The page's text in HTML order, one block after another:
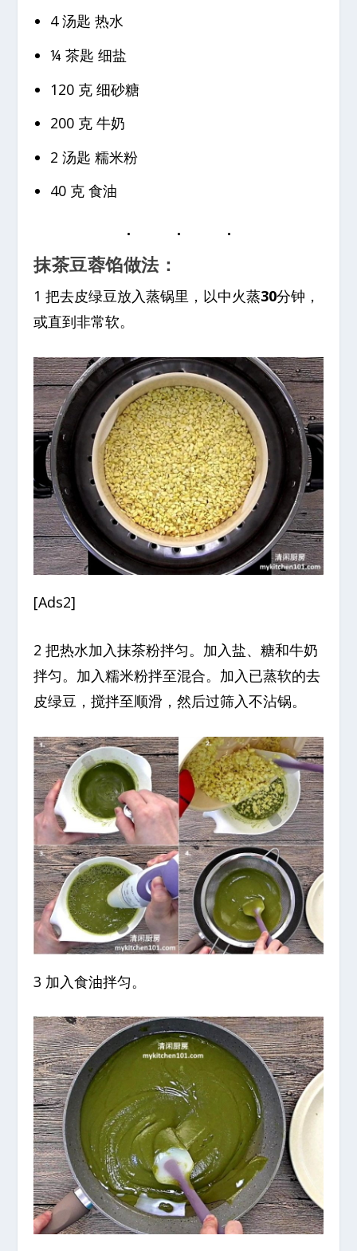
4 汤匙 热水
¼ 茶匙 细盐
120 克 细砂糖
200 克 牛奶
2 汤匙 糯米粉
40 克 食油
抹茶豆蓉馅做法：
1 把去皮绿豆放入蒸锅里，以中火蒸30分钟，
或直到非常软。
[Ads2]
2 把热水加入抹茶粉拌匀。加入盐、糖和牛奶
拌匀。加入糯米粉拌至混合。加入已蒸软的去
皮绿豆，搅拌至顺滑，然后过筛入不沾锅。
3 加入食油拌匀。